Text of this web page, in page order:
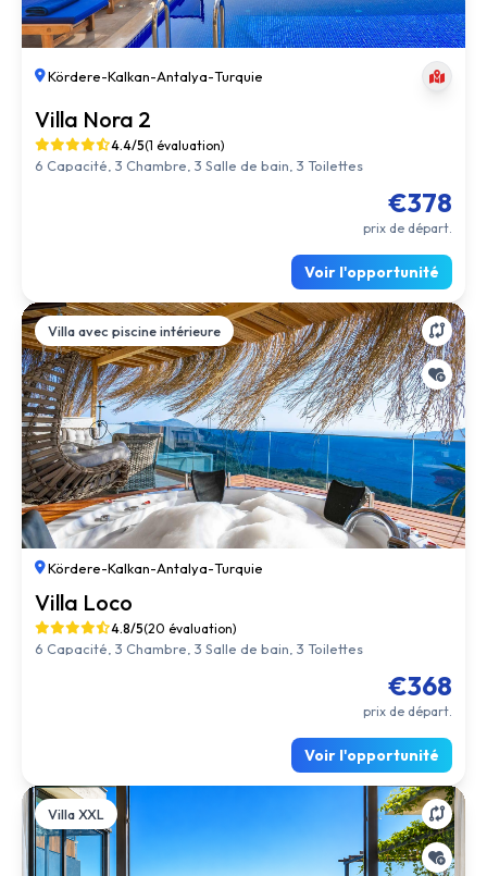
Kördere-Kalkan-Antalya-Turquie
Villa Nora 2
4.4/5(1 évaluation)
6 Capacité, 3 Chambre, 3 Salle de bain, 3 Toilettes
€378
prix de départ.
Voir l'opportunité
Villa avec piscine intérieure
Kördere-Kalkan-Antalya-Turquie
Villa Loco
4.8/5(20 évaluation)
6 Capacité, 3 Chambre, 3 Salle de bain, 3 Toilettes
€368
prix de départ.
Voir l'opportunité
Villa XXL